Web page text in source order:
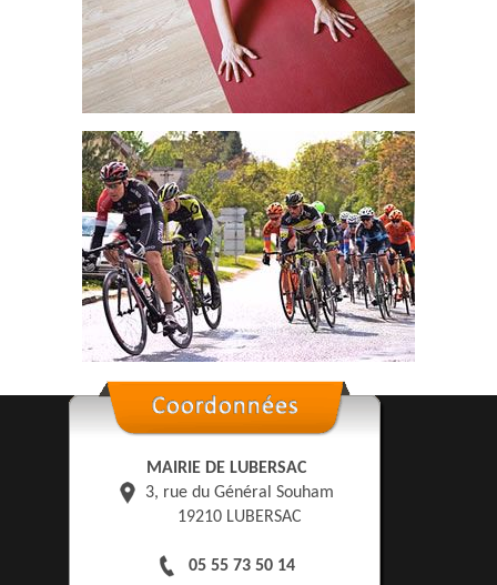
MAIRIE DE LUBERSAC
3, rue du Général Souham
19210 LUBERSAC
05 55 73 50 14